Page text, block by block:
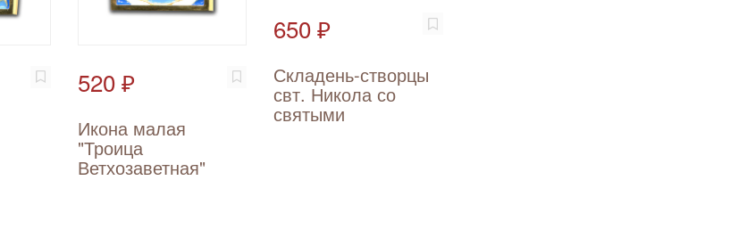
520 ₽
Икона малая
"Троица
Ветхозаветная"
650 ₽
Складень-створцы
свт. Никола со
святыми